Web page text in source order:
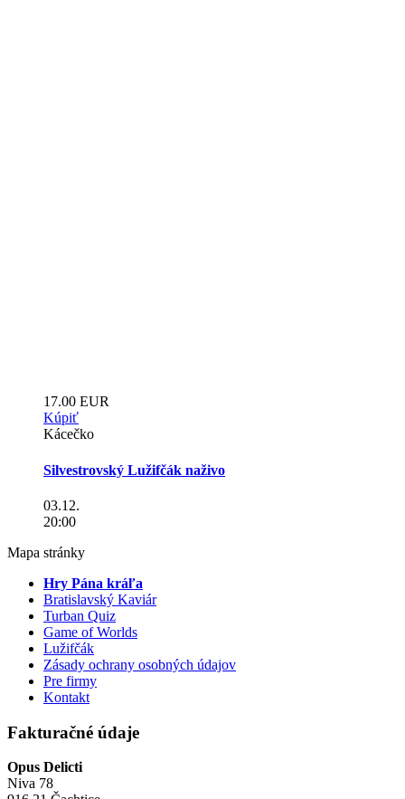
17.00 EUR
Kúpiť
Kácečko
Silvestrovský Lužifčák naživo
03.12.
20:00
Mapa stránky
Hry Pána kráľa
Bratislavský Kaviár
Turban Quiz
Game of Worlds
Lužifčák
Zásady ochrany osobných údajov
Pre firmy
Kontakt
Fakturačné údaje
Opus Delicti
Niva 78